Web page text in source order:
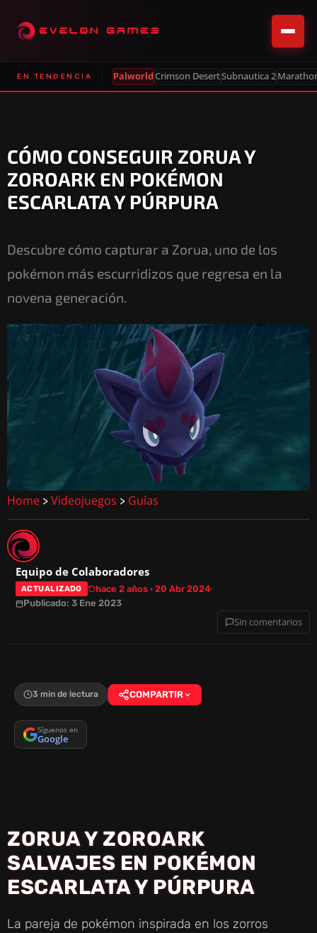
EN TENDENCIA PalworldCrimson DesertSubnautica 2
CÓMO CONSEGUIR ZORUA Y
ZOROARK EN POKÉMON
ESCARLATA Y PÚRPURA
Descubre cómo capturar a Zorua, uno de los
pokémon más escurridizos que regresa en la
novena generación.
Home > Videojuegos > Guías
Equipo de Colaboradores
ACTUALIZADO
hace 2 años · 20 Abr 2024
Publicado: 3 Ene 2023
Sin comentarios
3 min de lectura COMPARTIR
Síguenos en
Google
ZORUA Y ZOROARK
SALVAJES EN POKÉMON
ESCARLATA Y PÚRPURA
La pareja de pokémon inspirada en los zorros